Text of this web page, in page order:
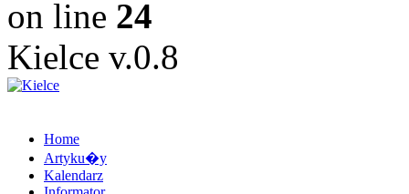
on line 24
Kielce v.0.8
Home
Artyku�y
Kalendarz